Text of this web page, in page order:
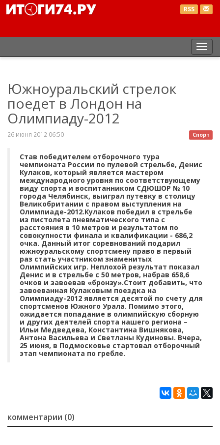
RSS
Южноуральский стрелок
поедет в Лондон на
Олимпиаду-2012
Спорт
26 июня 2012 06:50
Став победителем отборочного тура
чемпионата России по пулевой стрельбе, Денис
Кулаков, который является мастером
международного уровня по соответствующему
виду спорта и воспитанником СДЮШОР № 10
города Челябинск, выиграл путевку в столицу
Великобритании с правом выступления на
Олимпиаде-2012.Кулаков победил в стрельбе
из пистолета пневматического типа с
расстояния в 10 метров и результатом по
совокупности финала и квалификации - 686,2
очка. Данный итог соревнований подарил
южноуральскому спортсмену право в первый
раз стать участником знаменитых
Олимпийских игр. Неплохой результат показал
Денис и в стрельбе с 50 метров, набрав 658,6
очков и завоевав «бронзу».Стоит добавить, что
завоеванная Кулаковым поездка на
Олимпиаду-2012 является десятой по счету для
спортсменов Южного Урала. Помимо этого,
ожидается попадание в олимпийскую сборную
и других деятелей спорта нашего региона –
Ильи Медведева, Константина Вишнякова,
Антона Васильева и Светланы Кудиновы. Вчера,
25 июня, в Подмосковье стартовал отборочный
этап чемпионата по гребле.
комментарии (0)